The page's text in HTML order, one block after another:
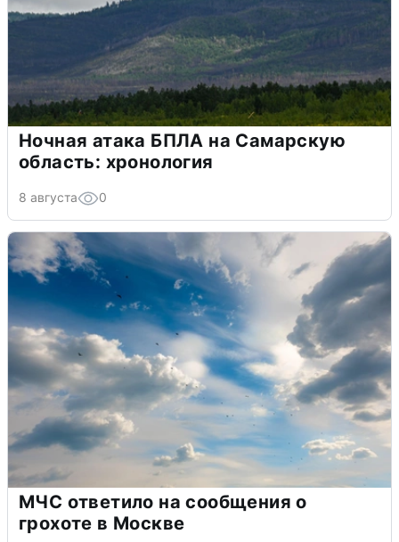
Ночная атака БПЛА на Самарскую
область: хронология
8 августа 0
МЧС ответило на сообщения о
грохоте в Москве